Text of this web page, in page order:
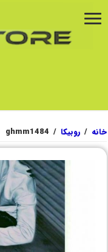
خانه / روبیکا /
ghmm1484